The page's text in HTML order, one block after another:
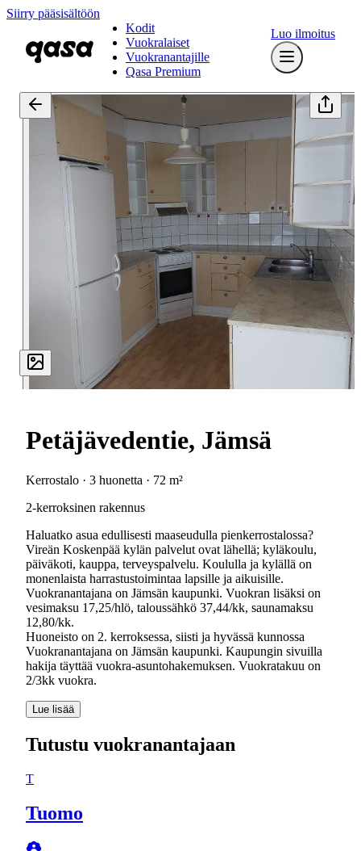
Siirry pääsisältöön
Kodit
Vuokralaiset
Vuokranantajille
Qasa Premium
Luo ilmoitus
Petäjävedentie, Jämsä
Kerrostalo · 3 huonetta · 72 m²
2-kerroksinen rakennus
Haluatko asua edullisesti maaseudulla pienkerrostalossa?
Vireän Koskenpää kylän palvelut ovat lähellä; kyläkoulu,
päiväkoti, kauppa, terveyspalvelu. Koululla ja kylällä on
monenlaista harrastustoimintaa lapsille ja aikuisille.
Vuokranantajana on Jämsän kaupunki. Vuokran lisäksi on
vesimaksu 17,25/hlö, taloussähkö 37,44/kk, saunamaksu
12,80/kk.
Huoneisto on 2. kerroksessa, siisti ja hyvässä kunnossa
Vuokranantajana on Jämsän kaupunki. Kaupungin sivuilla
hakija täyttää vuokra-asuntohakemuksen. Vuokratakuu on
2/3kk vuokra.
Lue lisää
Tutustu vuokranantajaan
T
Tuomo